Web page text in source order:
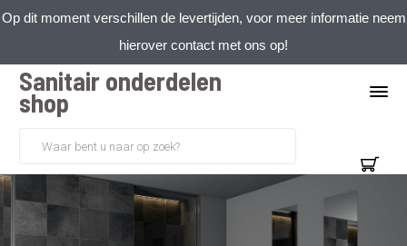
Op dit moment verschillen de levertijden, voor meer informatie neem
hierover contact met ons op!
Sanitair onderdelen
shop